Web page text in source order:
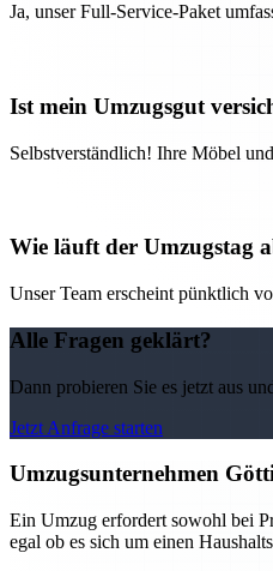
Ja, unser Full-Service-Paket
Ist mein Umzugsgut
Selbstverständlich! Ihre Möbel
Wie läuft der Umzugstag
Unser Team erscheint pünktlich
Alle Fragen geklärt?
Dann probieren Sie es jetzt aus
Jetzt Anfrage starten
Umzugsunternehmen
Ein Umzug erfordert sowohl bei
egal ob es sich um einen